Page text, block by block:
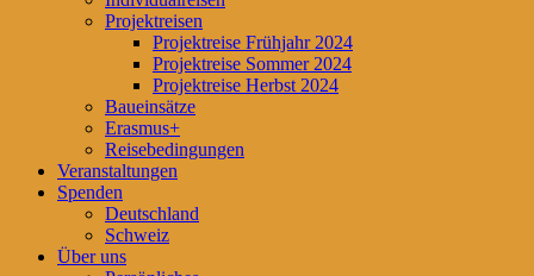
Projektreisen
Projektreise Frühjahr 2024
Projektreise Sommer 2024
Projektreise Herbst 2024
Baueinsätze
Erasmus+
Reisebedingungen
Veranstaltungen
Spenden
Deutschland
Schweiz
Über uns